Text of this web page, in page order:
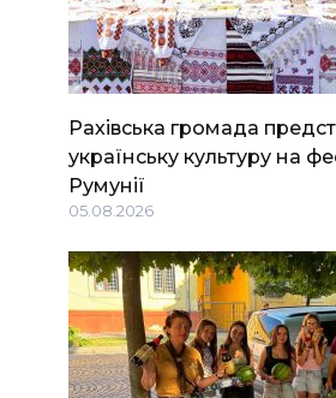
Рахівська громада
українську культуру на
Румунії
05.08.2026